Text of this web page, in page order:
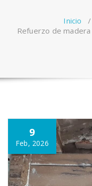
Inicio /
Refuerzo de
9
Feb, 2026